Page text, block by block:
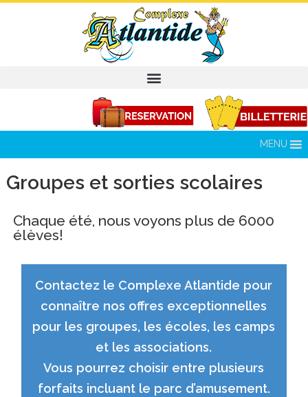
MENU
Groupes et sorties scolaires
Chaque été, nous voyons plus de 6000
élèves!
Contactez le Complexe Atlantide pour
connaître nos offres exceptionnelles
pour les groupes, les écoles, les camps
et les associations.
Vous pourrez choisir entre plusieurs
forfaits incluant le parc d’amusement.